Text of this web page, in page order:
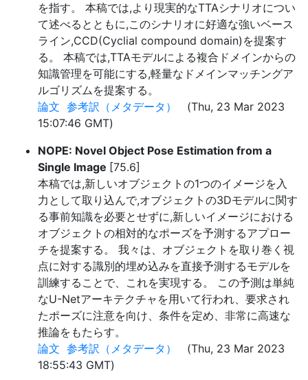
を指す。 本稿では,より現実的なTTAシナリオについ
て述べるとともに,このシナリオに好適な強いベース
ライン,CCD(Cyclial compound domain)を提案す
る。 本稿では,TTAモデルによる複合ドメインからの
知識管理を可能にする,軽量なドメインマッチングア
ルゴリズムを提案する。
論文 参考訳（メタデータ）
(Thu, 23 Mar 2023
15:07:46 GMT)
NOPE: Novel Object Pose Estimation from a
Single Image [75.6]
本稿では,新しいオブジェクトの1つのイメージを入
力として取り込んで,オブジェクトの3Dモデルに関す
る事前知識を必要とせずに,新しいイメージにおける
オブジェクトの相対的なポーズを予測するアプロー
チを提案する。 我々は、オブジェクトを取り巻く視
点に対する識別的埋め込みを直接予測するモデルを
訓練することで、これを実現する。 この予測は単純
なU-Netアーキテクチャを用いて行われ、要求され
たポーズに注意を向け、条件を定め、非常に高速な
推論をもたらす。
論文 参考訳（メタデータ）
(Thu, 23 Mar 2023
18:55:43 GMT)